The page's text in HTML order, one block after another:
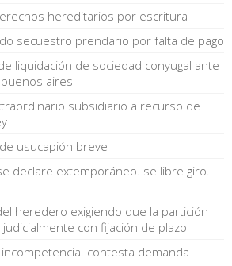
hereditarios por escritura
secuestro prendario por falta de pago
liquidación de sociedad conyugal ante
aires
subsidiario a recurso de
usucapión breve
declare extemporáneo. se libre giro.
heredero exigiendo que la partición
con fijación de plazo
contesta demanda